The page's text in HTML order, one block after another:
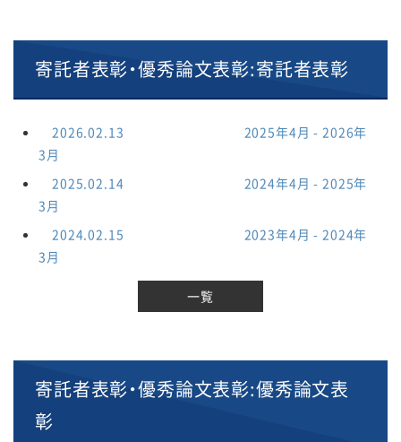
寄託者表彰・優秀論文表彰:寄託者表彰
2026.02.13
2025年4月 - 2026年
3月
2025.02.14
2024年4月 - 2025年
3月
2024.02.15
2023年4月 - 2024年
3月
一覧
寄託者表彰・優秀論文表彰:優秀論文表
彰